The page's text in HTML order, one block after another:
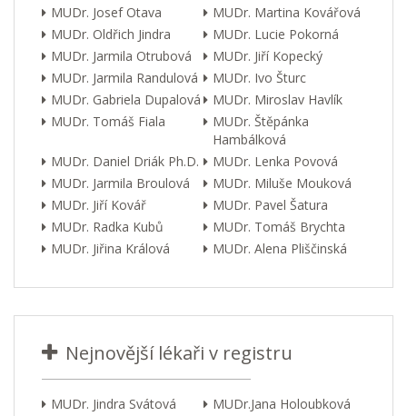
MUDr. Josef Otava
MUDr. Martina Kovářová
MUDr. Oldřich Jindra
MUDr. Lucie Pokorná
MUDr. Jarmila Otrubová
MUDr. Jiří Kopecký
MUDr. Jarmila Randulová
MUDr. Ivo Šturc
MUDr. Gabriela Dupalová
MUDr. Miroslav Havlík
MUDr. Tomáš Fiala
MUDr. Štěpánka
Hambálková
MUDr. Daniel Driák Ph.D.
MUDr. Lenka Povová
MUDr. Jarmila Broulová
MUDr. Miluše Mouková
MUDr. Jiří Kovář
MUDr. Pavel Šatura
MUDr. Radka Kubů
MUDr. Tomáš Brychta
MUDr. Jiřina Králová
MUDr. Alena Pliščinská
Nejnovější lékaři v registru
MUDr. Jindra Svátová
MUDr.Jana Holoubková